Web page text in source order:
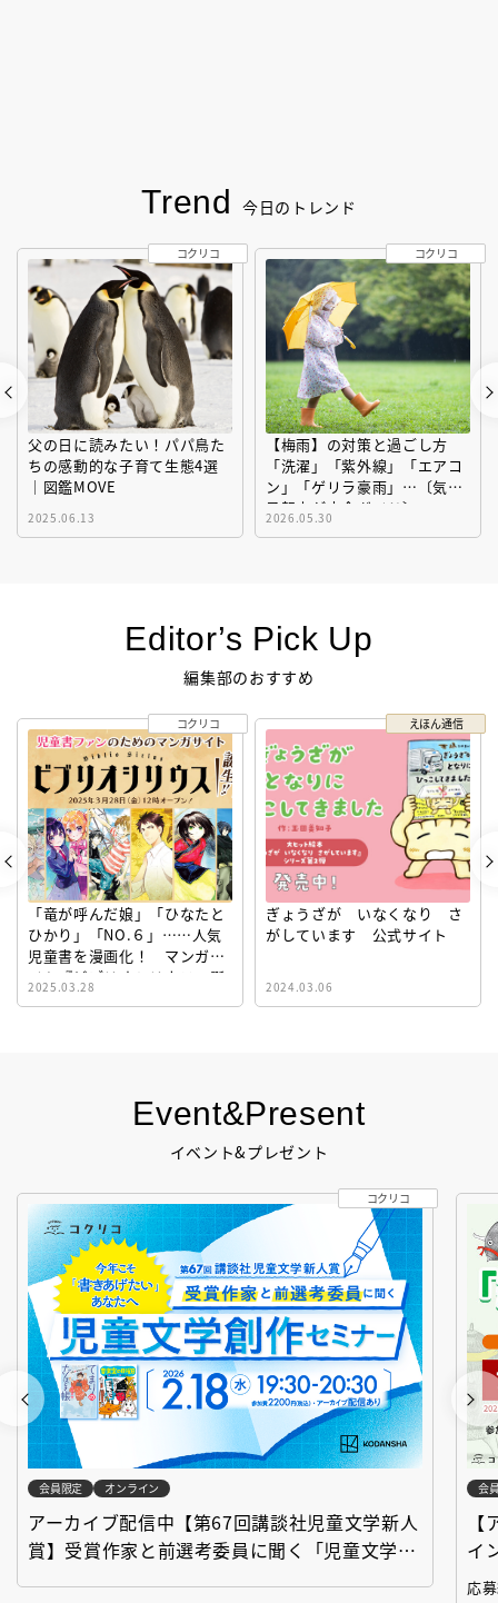
Event&Present
イベント&プレゼント
コクリコ
会員限定 オンライン
アーカイブ配信中【第67回講談社児童文学新人
賞】受賞作家と前選考委員に聞く「児童文学創
会
イ
「
応
Trend 今日のトレンド
父の日に読みたい！パパ鳥た
ちの感動的な子育て生態4選
｜図鑑MOVE
2025.06.13
コクリコ
【梅雨】の対策と過ごし方
「洗濯」「紫外線」「エアコ
ン」「ゲリラ豪雨」…〔気象
予報士が完全ガイド〕
2026.05.30
コクリコ
Editor’s Pick Up
編集部のおすすめ
「竜が呼んだ娘」「ひなたと
ひかり」「NO.６」……人気
児童書を漫画化！ マンガサ
イト『ビブリオシリウス』誕
生！
2025.03.28
コクリコ
ぎょうざが いなくなり さ
がしています 公式サイト
2024.03.06
えほん通信